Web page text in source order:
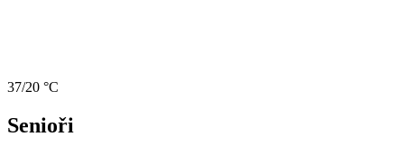
37/20 °C
Senioři